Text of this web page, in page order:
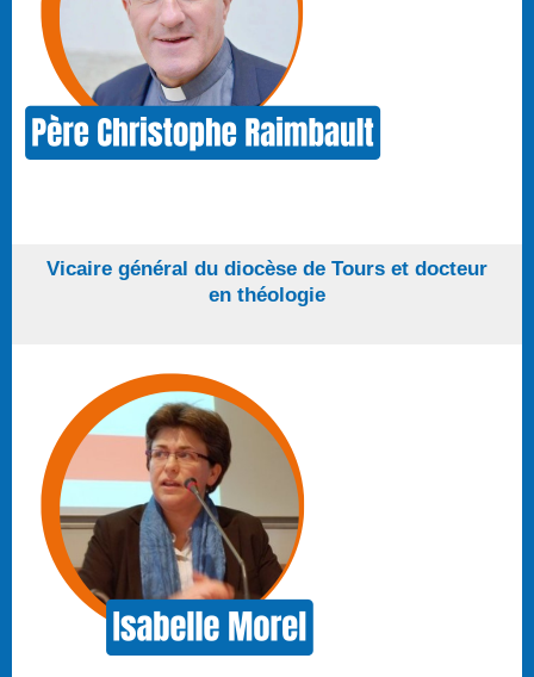
Vicaire général du diocèse de Tours et docteur
en théologie